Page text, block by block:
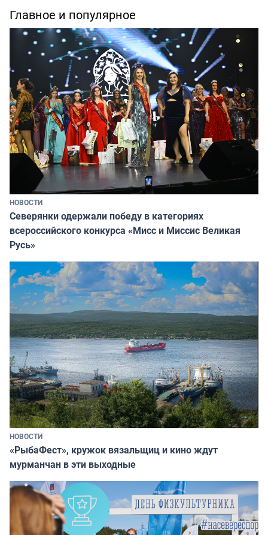
Главное и популярное
НОВОСТИ
Северянки одержали победу в категориях
всероссийского конкурса «Мисс и Миссис Великая
Русь»
НОВОСТИ
«РыбаФест», кружок вязальщиц и кино ждут
мурманчан в эти выходные